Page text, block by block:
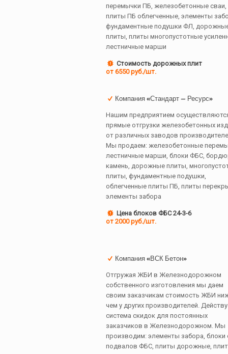
перемычки ПБ, железобетонные сваи,
плиты ПБ облегченные, элементы
фундаментные подушки ФЛ,
плиты, плиты многопустотные
лестничные марши
Стоимость дорожных плит
от 6550 руб./шт.
Компания «Стандарт — Ресурс»
Нашим предприятием
прямые отгрузки железобетонных
от различных заводов
Мы продаем: железобетонные
лестничные марши, блоки ФБС,
камень, дорожные плиты,
плиты, фундаментные подушки,
облегченные плиты ПБ, плиты
элементы забора
Цена блоков ФБС 24-3-6
от 2000 руб./шт.
Компания «ВСК Бетон»
Отгружая ЖБИ в Железнодорожном
собственного изготовления мы даем
своим заказчикам стоимость ЖБИ
чем у других производителей.
система скидок для постоянных
заказчиков в Железнодорожном. Мы
производим: элементы забора, блоки
подвалов ФБС, плиты дорожные,